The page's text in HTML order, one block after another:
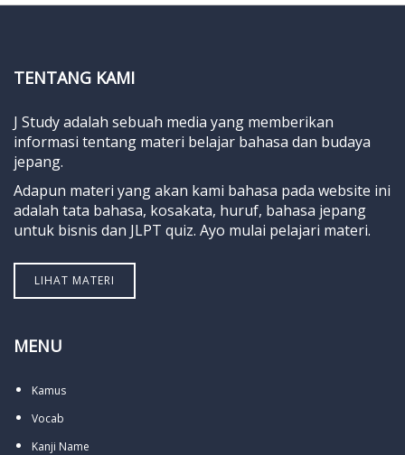
TENTANG KAMI
J Study adalah sebuah media yang memberikan
informasi tentang materi belajar bahasa dan budaya
jepang.
Adapun materi yang akan kami bahasa pada website ini
adalah tata bahasa, kosakata, huruf, bahasa jepang
untuk bisnis dan JLPT quiz. Ayo mulai pelajari materi.
LIHAT MATERI
MENU
Kamus
Vocab
Kanji Name